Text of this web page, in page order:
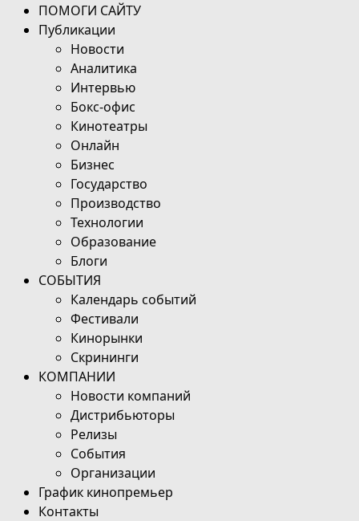
ПОМОГИ САЙТУ
Публикации
Новости
Аналитика
Интервью
Бокс-офис
Кинотеатры
Онлайн
Бизнес
Государство
Производство
Технологии
Образование
Блоги
СОБЫТИЯ
Календарь событий
Фестивали
Кинорынки
Скрининги
КОМПАНИИ
Новости компаний
Дистрибьюторы
Релизы
События
Организации
График кинопремьер
Контакты